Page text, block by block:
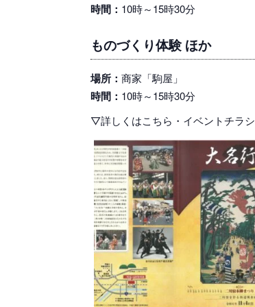
時間： 10時～15時30分
ものづくり体験 ほか
場所： 商家「駒屋」
時間： 10時～15時30分
▽詳しくはこちら・イベントチラシ